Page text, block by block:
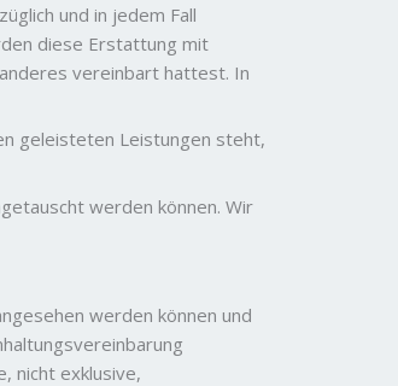
und in jedem Fall
diese Erstattung mit
vereinbart hattest. In
geleisteten Leistungen steht,
werden können. Wir
werden können und
nicht exklusive,